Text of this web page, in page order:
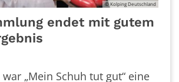
© Kolping Deutschland
endet mit gutem
war „Mein Schuh tut gut“ eine